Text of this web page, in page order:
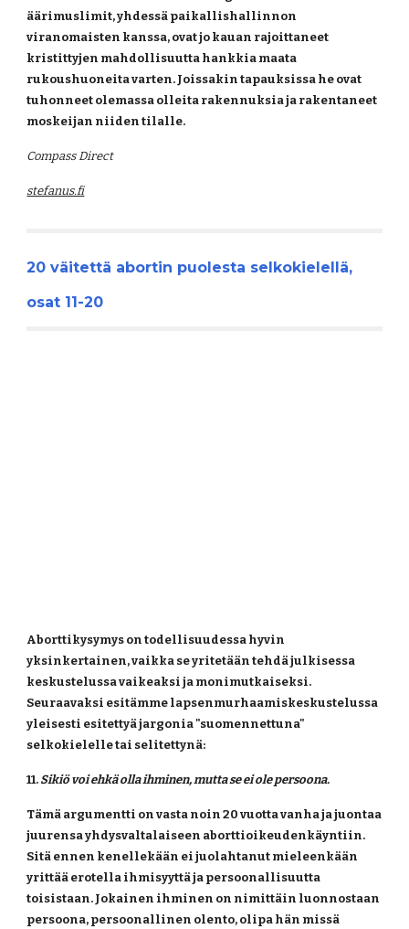
äärimuslimit, yhdessä paikallishallinnon
viranomaisten kanssa, ovat jo kauan rajoittaneet
kristittyjen mahdollisuutta hankkia maata
rukoushuoneita varten. Joissakin tapauksissa he ovat
tuhonneet olemassa olleita rakennuksia ja rakentaneet
moskeijan niiden tilalle.
Compass Direct
stefanus.fi
20 väitettä abortin puolesta selkokielellä,
osat 11-20
Aborttikysymys on todellisuudessa hyvin
yksinkertainen, vaikka se yritetään tehdä julkisessa
keskustelussa vaikeaksi ja monimutkaiseksi.
Seuraavaksi esitämme lapsenmurhaamiskeskustelussa
yleisesti esitettyä jargonia "suomennettuna"
selkokielelle tai selitettynä:
11. Sikiö voi ehkä olla ihminen, mutta se ei ole persoona.
Tämä argumentti on vasta noin 20 vuotta vanha ja juontaa
juurensa yhdysvaltalaiseen aborttioikeudenkäyntiin.
Sitä ennen kenellekään ei juolahtanut mieleenkään
yrittää erotella ihmisyyttä ja persoonallisuutta
toisistaan. Jokainen ihminen on nimittäin luonnostaan
persoona, persoonallinen olento, olipa hän missä